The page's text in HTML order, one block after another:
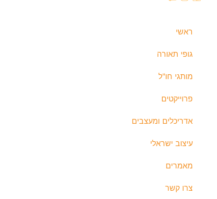
ראשי
גופי תאורה
מותגי חו"ל
פרוייקטים
אדריכלים ומעצבים
עיצוב ישראלי
מאמרים
צרו קשר